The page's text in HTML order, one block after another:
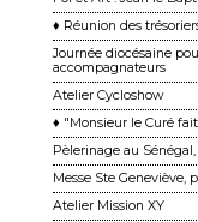
♦ Réunion des
Journée diocésaine
accompagnateurs
Atelier Cycloshow
♦ "Monsieur le Curé
Pèlerinage au
Messe Ste Geneviève,
Atelier Mission XY